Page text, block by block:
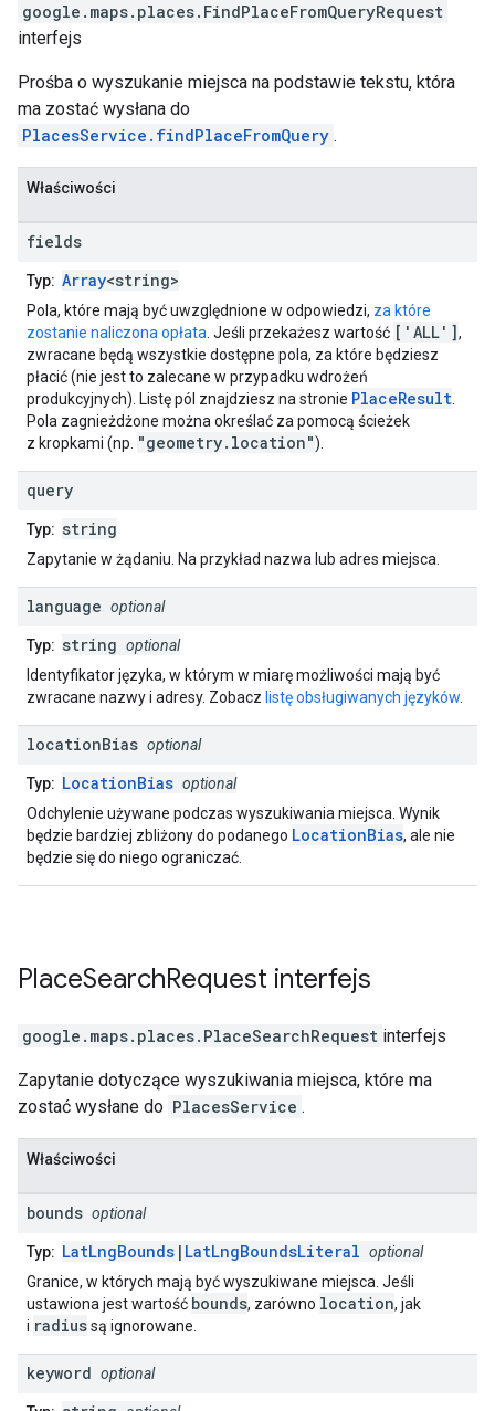
google.maps.places. FindPlaceFromQueryRequest
interfejs
Prośba o wyszukanie miejsca na podstawie tekstu, która
ma zostać wysłana do
PlacesService.findPlaceFromQuery .
Właściwości
fields
Typ: Array<string>
Pola, które mają być uwzględnione w odpowiedzi, za które
zostanie naliczona opłata. Jeśli przekażesz wartość ['ALL'] ,
zwracane będą wszystkie dostępne pola, za które będziesz
płacić (nie jest to zalecane w przypadku wdrożeń
produkcyjnych). Listę pól znajdziesz na stronie PlaceResult.
Pola zagnieżdżone można określać za pomocą ścieżek
z kropkami (np. "geometry.location").
query
Typ: string
Zapytanie w żądaniu. Na przykład nazwa lub adres miejsca.
language optional
Typ: string optional
Identyfikator języka, w którym w miarę możliwości mają być
zwracane nazwy i adresy. Zobacz listę obsługiwanych języków.
locationBias optional
Typ: LocationBias optional
Odchylenie używane podczas wyszukiwania miejsca. Wynik
będzie bardziej zbliżony do podanego LocationBias, ale nie
będzie się do niego ograniczać.
PlaceSearchRequest interfejs
google.maps.places. PlaceSearchRequest interfejs
Zapytanie dotyczące wyszukiwania miejsca, które ma
zostać wysłane do PlacesService .
Właściwości
bounds optional
Typ: LatLngBounds | LatLngBoundsLiteral optional
Granice, w których mają być wyszukiwane miejsca. Jeśli
ustawiona jest wartość bounds, zarówno location, jak
i radiussą ignorowane.
keyword optional